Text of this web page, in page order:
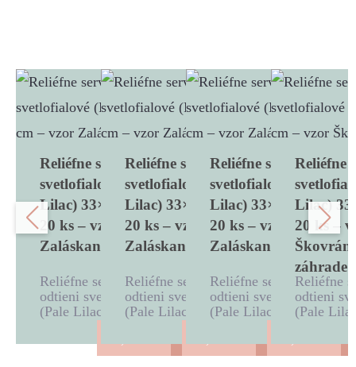
Reliéfne servítky
svetlofialové (Pale
Lilac) 33×33 cm,
20 ks – vzor
Zaláskané kolibríky
Reliéfne servítky v
odtieni svetlofialová
(Pale Lilac) ...
Reliéfne servítky
svetlofialové (Pale
Lilac) 33×33 cm,
20 ks – vzor
Zaláskané pávy
Reliéfne servítky v
odtieni svetlofialová
(Pale Lilac) ...
Reliéfne servítky
svetlofialové (Pale
Lilac) 33×33 cm,
20 ks – vzor
Zaláskané vrabčeky
Reliéfne servítky v
odtieni svetlofialová
(Pale Lilac) ...
Reliéfne
Lilac)
20 ks –
záhrade
Reliéfne
odtieni
(Pale